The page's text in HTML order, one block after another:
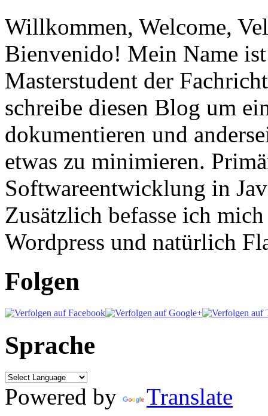
Willkommen, Welcome,
Bienvenido! Mein Name
Masterstudent der
schreibe diesen Blog um
dokumentieren und
etwas zu minimieren.
Softwareentwicklung in
Zusätzlich befasse ich
Wordpress und natürlich
Folgen
Sprache
Powered by Translate